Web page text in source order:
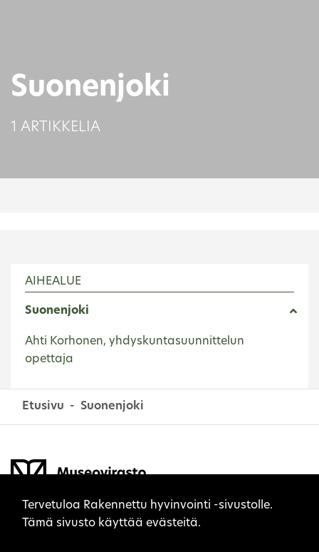
Suonenjoki
1 ARTIKKELIA
AIHEALUE
Suonenjoki
Ahti Korhonen, yhdyskuntasuunnittelun
opettaja
Etusivu Suonenjoki
Sivuston evästeet
Tervetuloa Rakennettu hyvinvointi -sivustolle.
Tämä sivusto käyttää evästeitä.